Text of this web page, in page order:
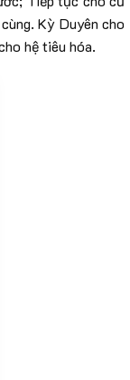
Kỳ Duyên cho
hệ tiêu hóa.